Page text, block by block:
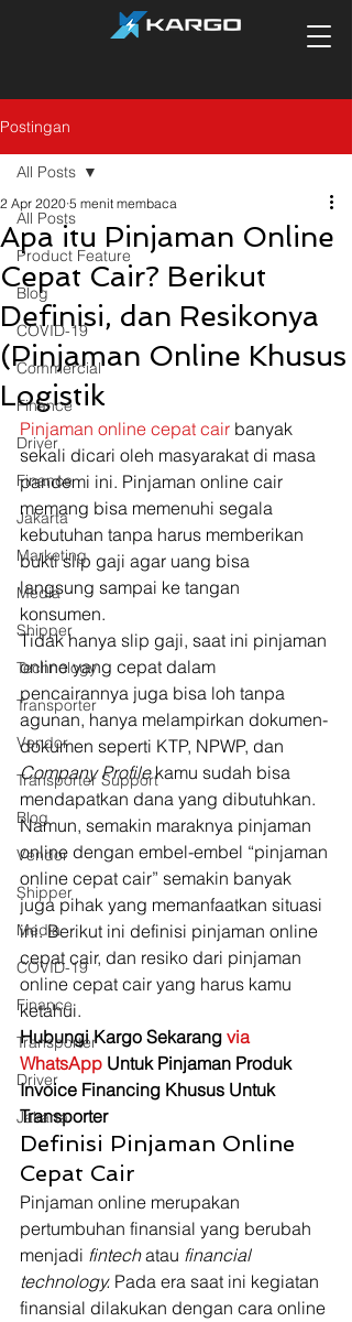
Postingan
All Posts
Product Feature
Blog
COVID-19
Commercial
Finance
Driver
Finance
Jakarta
Marketing
Media
Shipper
Technology
Transporter
Vendor
Transporter Support
Blog
Vendor
Shipper
Media
COVID-19
Finance
Transporter
Driver
Jakarta
All Posts
Apa itu Pinjaman Online
Cepat Cair? Berikut
Definisi, dan Resikonya
(Pinjaman Online Khusus
Logistik
2 Apr 2020 5 menit membaca
Pinjaman online cepat cair banyak
sekali dicari oleh masyarakat di masa
pandemi ini. Pinjaman online cair
memang bisa memenuhi segala
kebutuhan tanpa harus memberikan
bukti slip gaji agar uang bisa
langsung sampai ke tangan
konsumen.
Tidak hanya slip gaji, saat ini pinjaman
online yang cepat dalam
pencairannya juga bisa loh tanpa
agunan, hanya melampirkan dokumen-
dokumen seperti KTP, NPWP, dan
Company Profile kamu sudah bisa
mendapatkan dana yang dibutuhkan.
Namun, semakin maraknya pinjaman
online dengan embel-embel “pinjaman
online cepat cair” semakin banyak
juga pihak yang memanfaatkan situasi
ini. Berikut ini definisi pinjaman online
cepat cair, dan resiko dari pinjaman
online cepat cair yang harus kamu
ketahui.
Hubungi Kargo Sekarang via
WhatsApp Untuk Pinjaman Produk
Invoice Financing Khusus Untuk
Transporter
Definisi Pinjaman Online
Cepat Cair
Pinjaman online merupakan
pertumbuhan finansial yang berubah
menjadi fintech atau financial
technology. Pada era saat ini kegiatan
finansial dilakukan dengan cara online